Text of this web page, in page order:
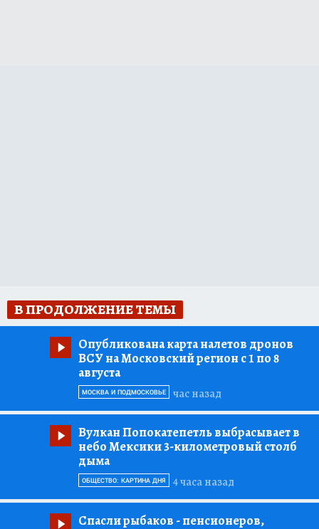
В ПРОДОЛЖЕНИЕ ТЕМЫ
Опубликована карта налетов дронов
ВСУ на Московский регион с 1 по 8
августа
час назад
МОСКВА И ПОДМОСКОВЬЕ
Вулкан Попокатепетль выбрасывает в
небо Мексики 3-километровый столб
дыма
4 часа назад
ОБЩЕСТВО: КАРТИНА ДНЯ
Спасли рыбаков - пенсионеров,